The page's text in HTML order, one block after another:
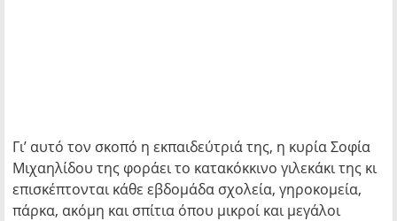
Γι’ αυτό τον σκοπό η εκπαιδεύτριά της, η κυρία Σοφία
Μιχαηλίδου της φοράει το κατακόκκινο γιλεκάκι της κι
επισκέπτονται κάθε εβδομάδα σχολεία, γηροκομεία,
πάρκα, ακόμη και σπίτια όπου μικροί και μεγάλοι